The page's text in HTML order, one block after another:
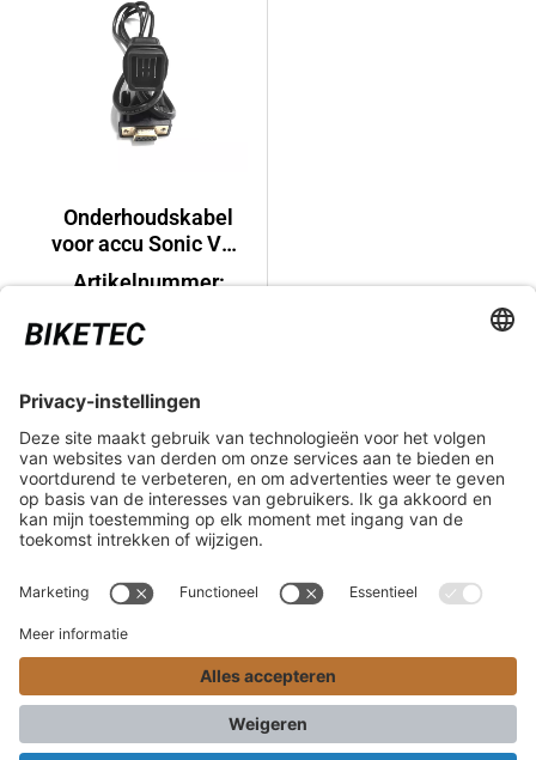
Onderhoudskabel
voor accu Sonic V10
Shimano
Artikelnummer:
€ 39,90*